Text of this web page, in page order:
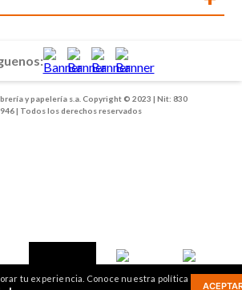
tu experiencia. Conoce nuestra política
y papelería s.a. Copyright © 2023 | Nit: 830
| Todos los derechos reservados
2